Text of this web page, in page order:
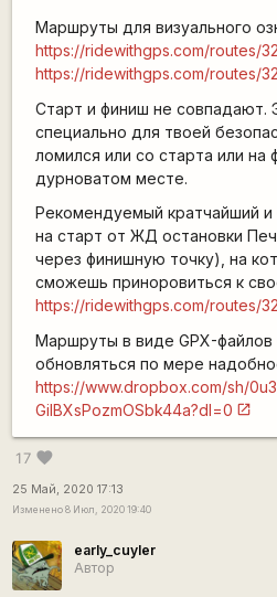
Маршруты для визуального
https://ridewithgps.com/routes/
https://ridewithgps.com/routes/
Старт и финиш не совпадают.
специально для твоей
ломился или со старта или на
дурноватом месте.
Рекомендуемый кратчайший
на старт от ЖД остановки
через финишную точку), на
сможешь приноровиться к
https://ridewithgps.com/routes/
Маршруты в виде GPX-файлов
обновляться по мере
https://www.dropbox.com/sh/
GiIBXsPozmOSbk44a?dl=0
17 favorite
25 Май, 2020 17:13
Изменено 8 Июл, 2020 19:40
early_cuyler
Автор